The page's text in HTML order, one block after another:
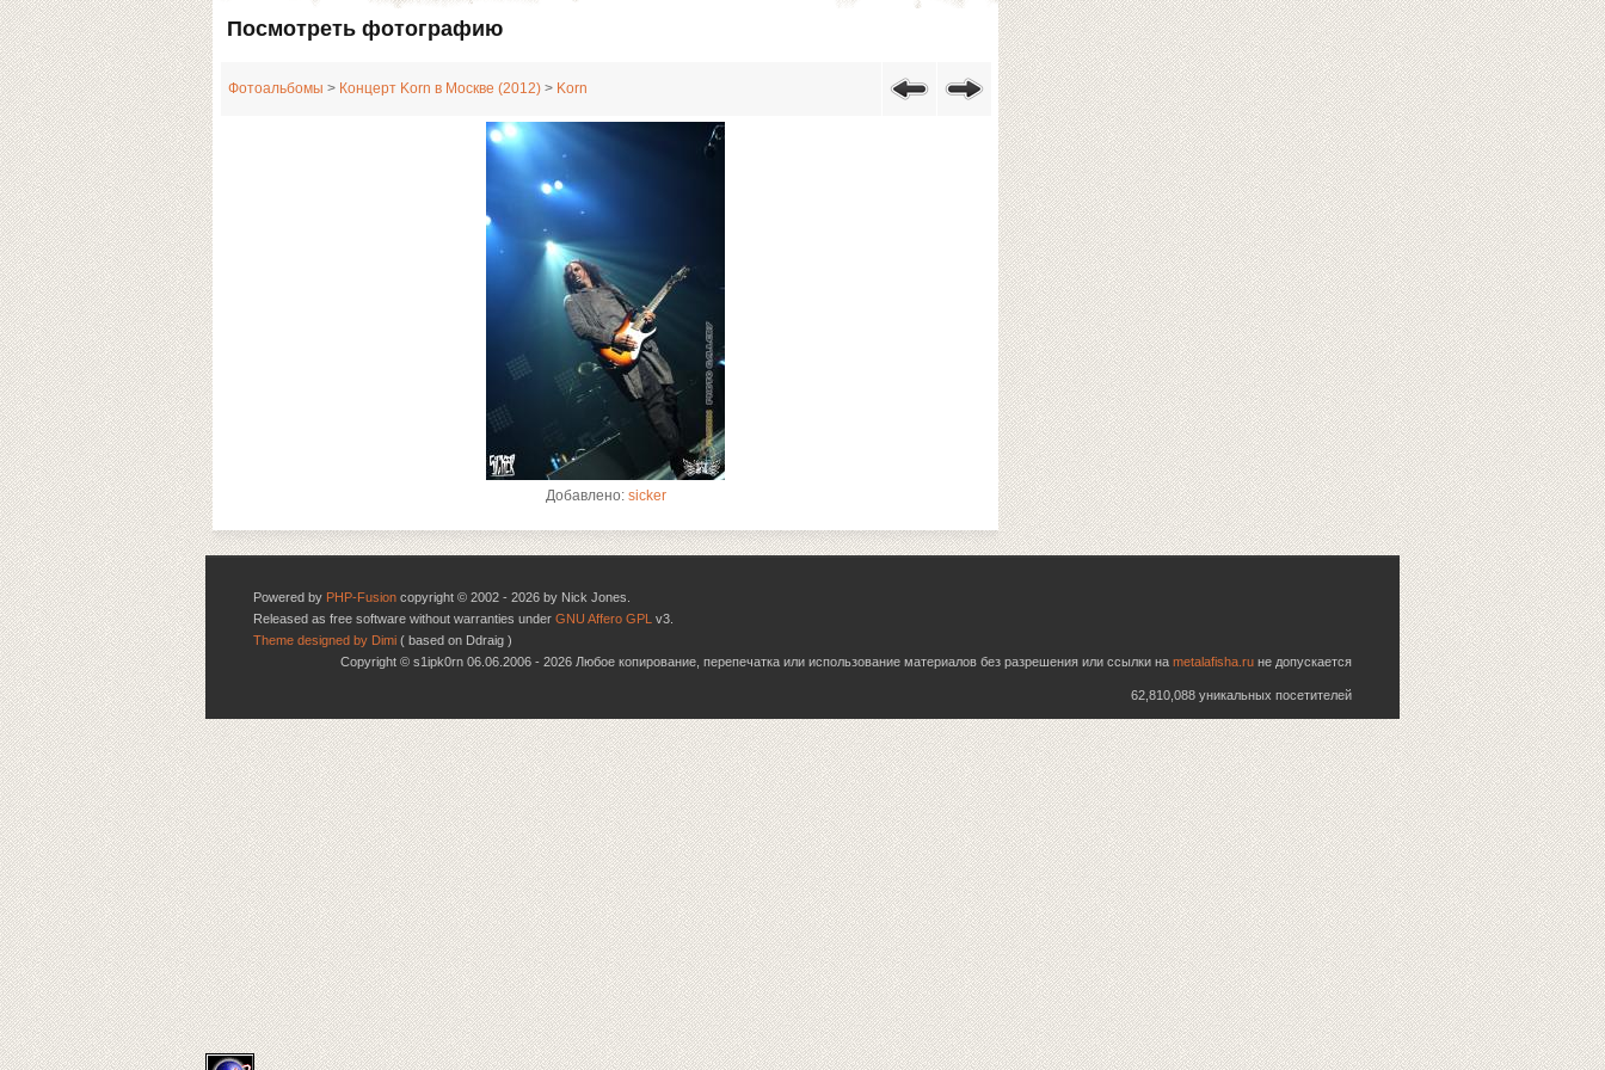
Посмотреть фотографию
Фотоальбомы > Концерт Korn в Москве (2012) > Korn
Добавлено: sicker
Powered by PHP-Fusion copyright © 2002 - 2026 by Nick Jones.
Released as free software without warranties under GNU Affero GPL v3.
Theme designed by Dimi ( based on Ddraig )
Copyright © s1ipk0rn 06.06.2006 - 2026 Любое копирование, перепечатка или использование материалов без разрешения или ссылки на metalafisha.ru не допускается
62,810,088 уникальных посетителей